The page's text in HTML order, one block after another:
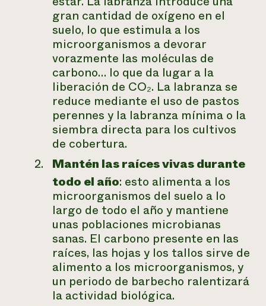
gran cantidad de oxígeno en el
suelo, lo que estimula a los
microorganismos a devorar
vorazmente las moléculas de
carbono… lo que da lugar a la
liberación de CO₂. La labranza se
reduce mediante el uso de pastos
perennes y la labranza mínima o la
siembra directa para los cultivos
de cobertura.
Mantén las raíces vivas durante
todo el año: esto alimenta a los
microorganismos del suelo a lo
largo de todo el año y mantiene
unas poblaciones microbianas
sanas. El carbono presente en las
raíces, las hojas y los tallos sirve de
alimento a los microorganismos, y
un periodo de barbecho ralentizará
la actividad biológica.